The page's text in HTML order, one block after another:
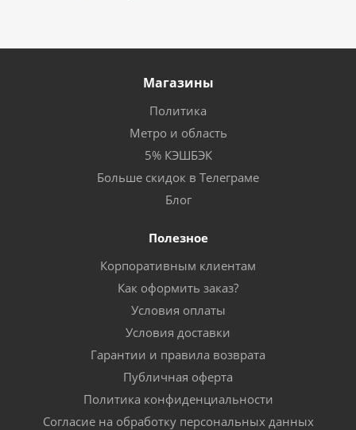
Магазины
Политика
Метро и область
5% КЭШБЭК
Больше скидок в Телеграме
Блог
Полезное
Корпоративным клиентам
Как оформить заказ?
Условия оплаты
Условия доставки
Гарантии и правила возврата
Публичная оферта
Политика конфиденциальности
Согласие на обработку персональных данных